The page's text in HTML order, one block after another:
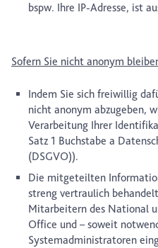
bspw. Ihre IP-Adresse, ist
Sofern Sie nicht anonym
Indem Sie sich freiwillig
nicht anonym abzugeben,
Verarbeitung Ihrer
Satz 1 Buchstabe a
(DSGVO)).
Die mitgeteilten
streng vertraulich
Mitarbeitern des National
Office und – soweit
Systemadministratoren